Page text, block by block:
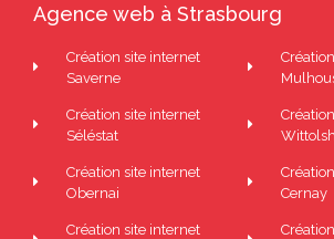
Agence web à Strasbourg
Création site internet
Saverne
Création site internet
Séléstat
Création site internet
Obernai
Création site internet
Cernay